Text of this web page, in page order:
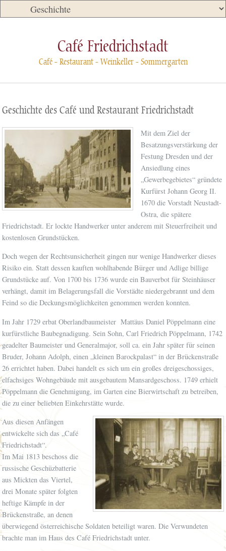
Café Friedrichstadt
Café - Restaurant - Weinkeller - Sommergarten
Geschichte des Café und Restaurant Friedrichstadt
Mit dem Ziel der
Besatzungsverstärkung der
Festung Dresden und der
Ansiedlung eines
„Gewerbegebietes“ gründete
Kurfürst Johann Georg II.
1670 die Vorstadt Neustadt-
Ostra, die spätere
Friedrichstadt. Er lockte Handwerker unter an­derem mit Steuerfreiheit und
kostenlosen Grundstücken.
Doch wegen der Rechtsunsicherheit gingen nur wenige Handwerker dieses
Risiko ein. Statt dessen kauften wohlhabende Bürger und Adlige billige
Grundstücke auf. Von 1700 bis 1736 wurde ein Bauverbot für Steinhäuser
verhängt, damit im Belagerungsfall die Vorstädte niedergebrannt und dem
Feind so die Deckungsmöglichkeiten genommen werden konnten.
Im Jahr 1729 erbat Oberlandbaumeister Mattäus Daniel Pöppelmann eine
kurfürstliche Baubegnadigung. Sein Sohn, Carl Friedrich Pöppelmann, 1742
geadelter Baumeister und Generalmajor, soll ca. ein Jahr später für seinen
Bruder, Johann Adolph, einen „kleinen Barockpalast“ in der Brückenstraße
26 errichtet haben. Dabei handelt es sich um ein großes dreigeschossiges,
elfachsiges Wohngebäude mit ausgebautem Mansardgeschoss. 1749 erhielt
Pöppelmann die Genehmigung, im Garten eine Bierwirtschaft zu betreiben,
die zu einer beliebten Einkehrstätte wurde.
Aus diesen Anfängen
entwickelte sich das „Café
Friedrichstadt“.
Im Mai 1813 beschoss die
russische Geschüzbatterie
aus Mickten das Viertel,
drei Monate später folgten
heftige Kämpfe in der
Brückenstraße, an denen
überwiegend österreichische Soldaten beteiligt waren. Die Verwundeten
brachte man im Haus des Café Friedrichstadt unter.